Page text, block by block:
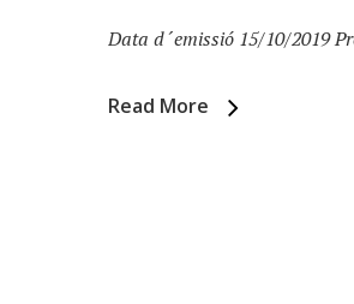
Data d´emissió 15/10/2019
Read More